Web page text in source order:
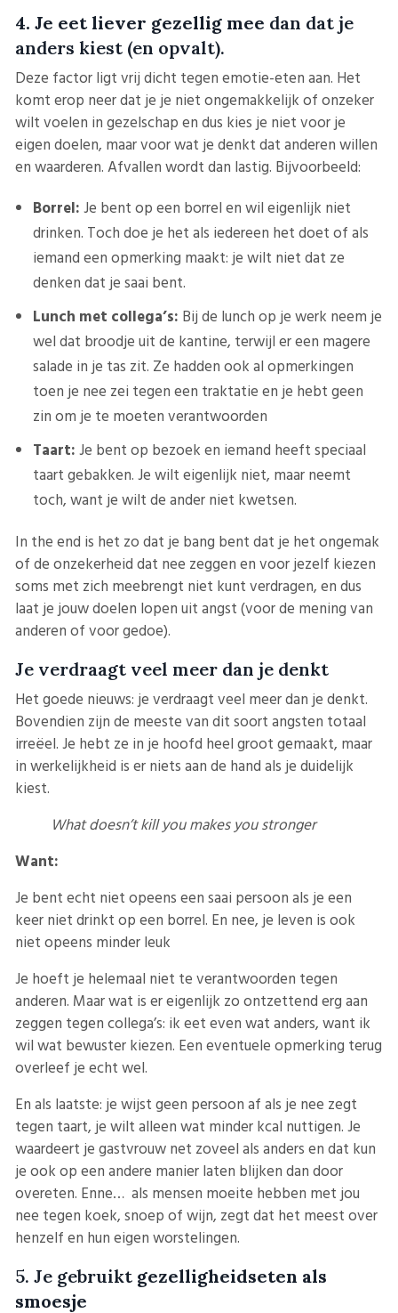
4. Je eet liever gezellig mee dan dat je
anders kiest (en opvalt).
Deze factor ligt vrij dicht tegen emotie-eten aan. Het
komt erop neer dat je je niet ongemakkelijk of onzeker
wilt voelen in gezelschap en dus kies je niet voor je
eigen doelen, maar voor wat je denkt dat anderen willen
en waarderen. Afvallen wordt dan lastig. Bijvoorbeeld:
Borrel:Je bent op een borrel en wil eigenlijk niet
drinken. Toch doe je het als iedereen het doet of als
iemand een opmerking maakt: je wilt niet dat ze
denken dat je saai bent.
Lunch met collega’s: Bij de lunch op je werk neem je
wel dat broodje uit de kantine, terwijl er een magere
salade in je tas zit. Ze hadden ook al opmerkingen
toen je nee zei tegen een traktatie en je hebt geen
zin om je te moeten verantwoorden
Taart:Je bent op bezoek en iemand heeft speciaal
taart gebakken. Je wilt eigenlijk niet, maar neemt
toch, want je wilt de ander niet kwetsen.
In the end is het zo dat je bang bent dat je het ongemak
of de onzekerheid dat nee zeggen en voor jezelf kiezen
soms met zich meebrengt niet kunt verdragen, en dus
laat je jouw doelen lopen uit angst (voor de mening van
anderen of voor gedoe).
Je verdraagt veel meer dan je denkt
Het goede nieuws: je verdraagt veel meer dan je denkt.
Bovendien zijn de meeste van dit soort angsten totaal
irreëel. Je hebt ze in je hoofd heel groot gemaakt, maar
in werkelijkheid is er niets aan de hand als je duidelijk
kiest.
What doesn’t kill you makes you stronger
Want:
Je bent echt niet opeens een saai persoon als je een
keer niet drinkt op een borrel. En nee, je leven is ook
niet opeens minder leuk
Je hoeft je helemaal niet te verantwoorden tegen
anderen. Maar wat is er eigenlijk zo ontzettend erg aan
zeggen tegen collega’s: ik eet even wat anders, want ik
wil wat bewuster kiezen. Een eventuele opmerking terug
overleef je echt wel.
En als laatste: je wijst geen persoon af als je nee zegt
tegen taart, je wilt alleen wat minder kcal nuttigen. Je
waardeert je gastvrouw net zoveel als anders en dat kun
je ook op een andere manier laten blijken dan door
overeten. Enne… als mensen moeite hebben met jou
nee tegen koek, snoep of wijn, zegt dat het meest over
henzelf en hun eigen worstelingen.
5. Je gebruikt gezelligheidseten als
smoesje